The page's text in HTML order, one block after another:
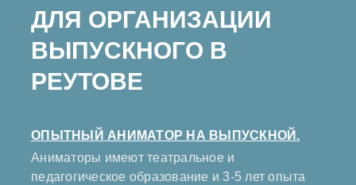
ДЛЯ ОРГАНИЗАЦИИ
ВЫПУСКНОГО В
РЕУТОВЕ
ОПЫТНЫЙ АНИМАТОР НА ВЫПУСКНОЙ.
Аниматоры имеют театральное и
педагогическое образование и 3-5 лет опыта